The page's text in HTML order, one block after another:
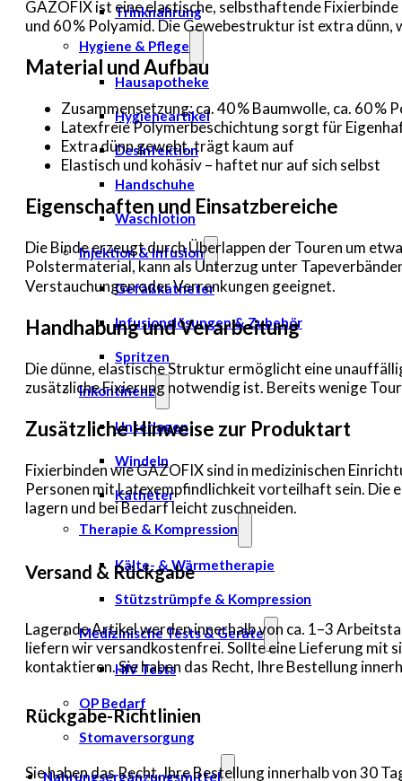
Trinknahrung
Hygiene & Pflege
Hausapotheke
Hygieneartikel
Desinfektion
Handschuhe
Waschlotion
Injektion & Infusion
Gefäßkatheter
Infusionslösungen & Zubehör
Spritzen
Inkontinenz
Unterlagen
Windeln
Katheter
Therapie & Kompression
Kälte- & Wärmetherapie
Stützstrümpfe & Kompression
Medizinische Tests & Geräte
HIV Tests
OP Bedarf
Stomaversorgung
Nahrungsergänzungsmittel
GAZOFIX ist eine elastische, selbsthaftende
und 60 % Polyamid. Die Gewebestruktur ist extra
Material und Aufbau
Zusammensetzung: ca. 40 % Baumwolle, ca. 60 %
Latexfreie Polymerbeschichtung sorgt für
Extra dünn gewebt, trägt kaum auf
Elastisch und kohäsiv – haftet nur auf sich selbst
Eigenschaften und Einsatzbereiche
Die Binde erzeugt durch Überlappen der Touren um
Polstermaterial, kann als Unterzug unter
Verstauchungen oder Verrenkungen geeignet.
Handhabung und Verarbeitung
Die dünne, elastische Struktur ermöglicht eine
zusätzliche Fixierung notwendig ist. Bereits wenige
Zusätzliche Hinweise zur Produktart
Fixierbinden wie GAZOFIX sind in medizinischen
Personen mit Latexempfindlichkeit vorteilhaft sein. Die
lagern und bei Bedarf leicht zuschneiden.
Versand & Rückgabe
Lagernde Artikel werden innerhalb von ca. 1–3
liefern wir versandkostenfrei. Sollte eine Lieferung mit
kontaktieren. Sie haben das Recht, Ihre Bestellung
Rückgabe-Richtlinien
Sie haben das Recht, Ihre Bestellung innerhalb von 30